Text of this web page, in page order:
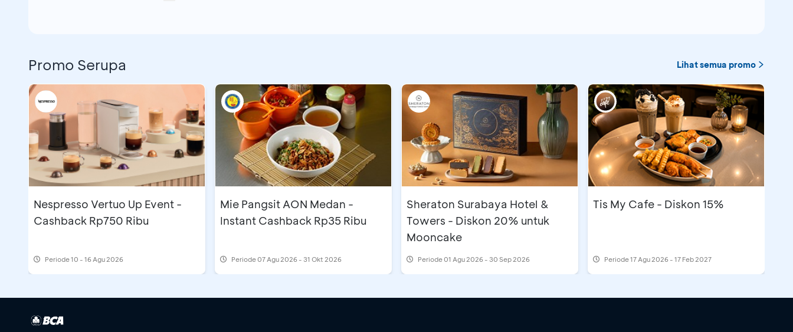
Promo Serupa Lihat semua promo
Nespresso Vertuo Up Event -
Cashback Rp750 Ribu
Periode10 - 16 Agu 2026
Mie Pangsit AON Medan -
Instant Cashback Rp35 Ribu
Periode07 Agu 2026 - 31 Okt 2026
Sheraton Surabaya Hotel &
Towers - Diskon 20% untuk
Mooncake
Periode01 Agu 2026 - 30 Sep 2026
Tis My Cafe - Diskon 15%
Periode17 Agu 2026 - 17 Feb 2027